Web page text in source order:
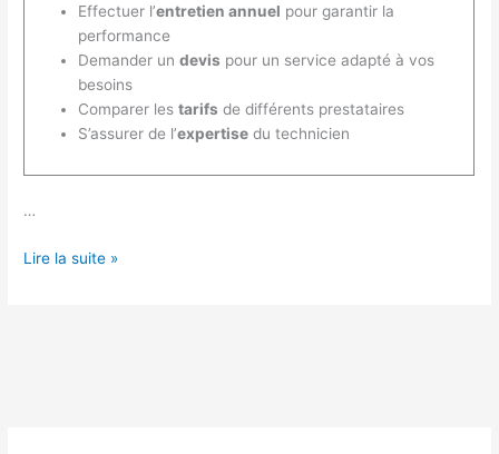
Effectuer l’entretien annuel pour garantir la
performance
Demander un devis pour un service adapté à vos
besoins
Comparer les tarifs de différents prestataires
S’assurer de l’expertisedu technicien
…
Comment
Lire la suite »